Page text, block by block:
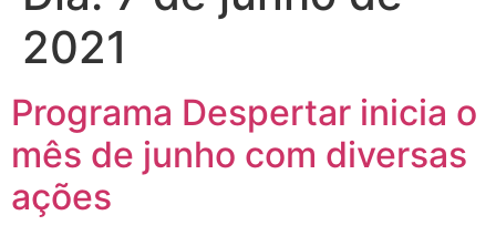
2021
Programa Despertar inicia o
mês de junho com diversas
ações